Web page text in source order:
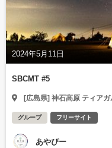
2024年5月11日
SBCMT #5
[広島県] 神石高原 ティアガ
グループ フリーサイト
あやぴー